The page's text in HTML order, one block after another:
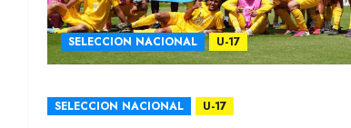
SELECCION NACIONAL U-17
SELECCION NACIONAL U-17